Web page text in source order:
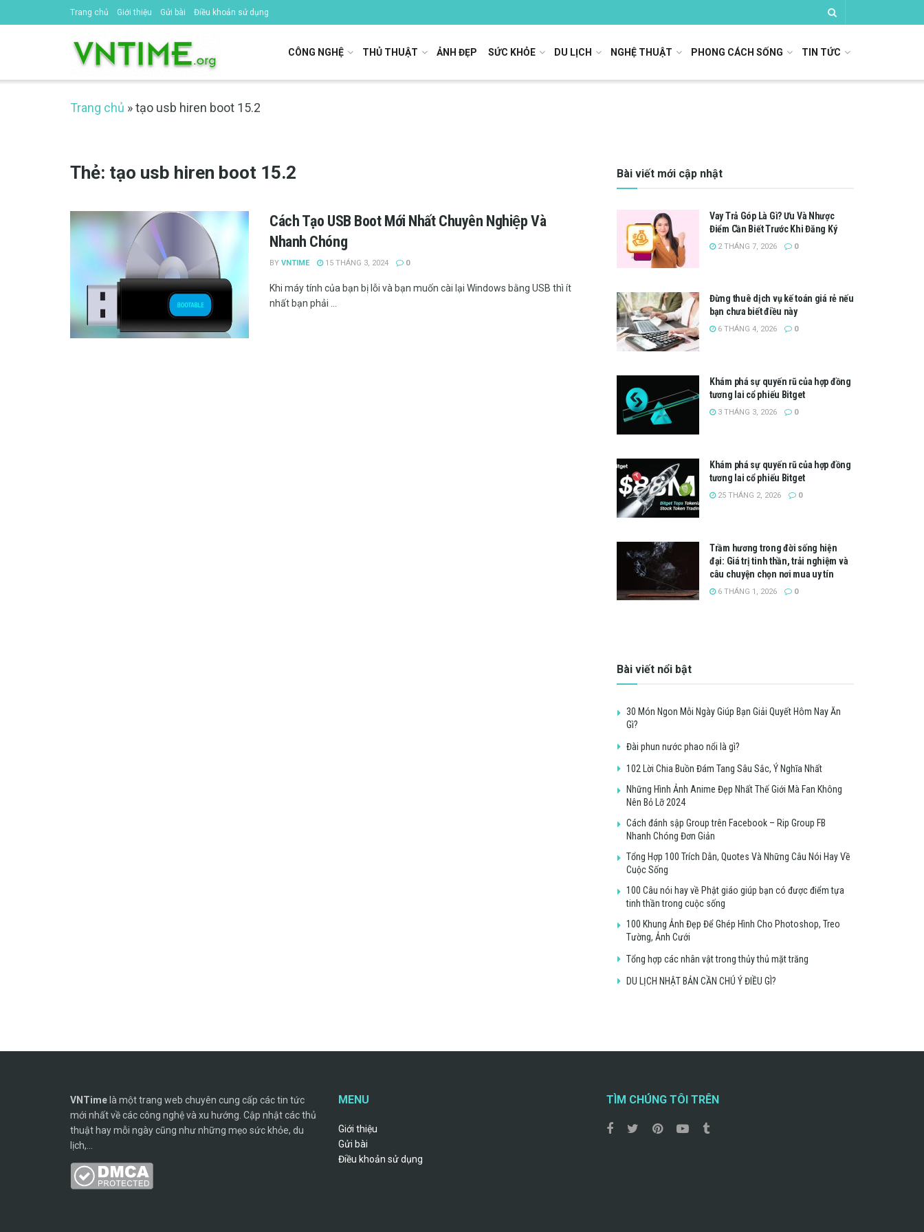
Trang chủ Giới thiệu Gửi bài Điều khoản sử dụng
CÔNG NGHỆ THỦ THUẬT ẢNH ĐẸP SỨC KHỎE DU LỊCH NGHỆ THUẬT PHONG CÁCH SỐNG TIN TỨC
Trang chủ »tạo usb hiren boot 15.2
Thẻ: tạo usb hiren boot 15.2
Cách Tạo USB Boot Mới Nhất Chuyên Nghiệp Và
Nhanh Chóng
BY VNTIME 15 THÁNG 3, 2024 0
Khi máy tính của bạn bị lỗi và bạn muốn cài lại Windows bằng USB thì ít
nhất bạn phải ...
Bài viết mới cập nhật
Vay Trả Góp Là Gì? Ưu Và Nhược
Điểm Cần Biết Trước Khi Đăng Ký
2 THÁNG 7, 2026 0
Đừng thuê dịch vụ kế toán giá rẻ nếu
bạn chưa biết điều này
6 THÁNG 4, 2026 0
Khám phá sự quyến rũ của hợp đồng
tương lai cổ phiếu Bitget
3 THÁNG 3, 2026 0
Khám phá sự quyến rũ của hợp đồng
tương lai cổ phiếu Bitget
25 THÁNG 2, 2026 0
Trầm hương trong đời sống hiện
đại: Giá trị tinh thần, trải nghiệm và
câu chuyện chọn nơi mua uy tín
6 THÁNG 1, 2026 0
Bài viết nổi bật
30 Món Ngon Mỗi Ngày Giúp Bạn Giải Quyết Hôm Nay Ăn
Gì?
Đài phun nước phao nổi là gì?
102 Lời Chia Buồn Đám Tang Sâu Sắc, Ý Nghĩa Nhất
Những Hình Ảnh Anime Đẹp Nhất Thế Giới Mà Fan Không
Nên Bỏ Lỡ 2024
Cách đánh sập Group trên Facebook – Rip Group FB
Nhanh Chóng Đơn Giản
Tổng Hợp 100 Trích Dẫn, Quotes Và Những Câu Nói Hay Về
Cuộc Sống
100 Câu nói hay về Phật giáo giúp bạn có được điểm tựa
tinh thần trong cuộc sống
100 Khung Ảnh Đẹp Để Ghép Hình Cho Photoshop, Treo
Tường, Ảnh Cưới
Tổng hợp các nhân vật trong thủy thủ mặt trăng
DU LỊCH NHẬT BẢN CẦN CHÚ Ý ĐIỀU GÌ?
VNTime là một trang web chuyên cung cấp các tin tức
mới nhất về các công nghệ và xu hướng. Cập nhật các thủ
thuật hay mỗi ngày cũng như những mẹo sức khỏe, du
lịch,...
MENU
Giới thiệu
Gửi bài
Điều khoản sử dụng
TÌM CHÚNG TÔI TRÊN